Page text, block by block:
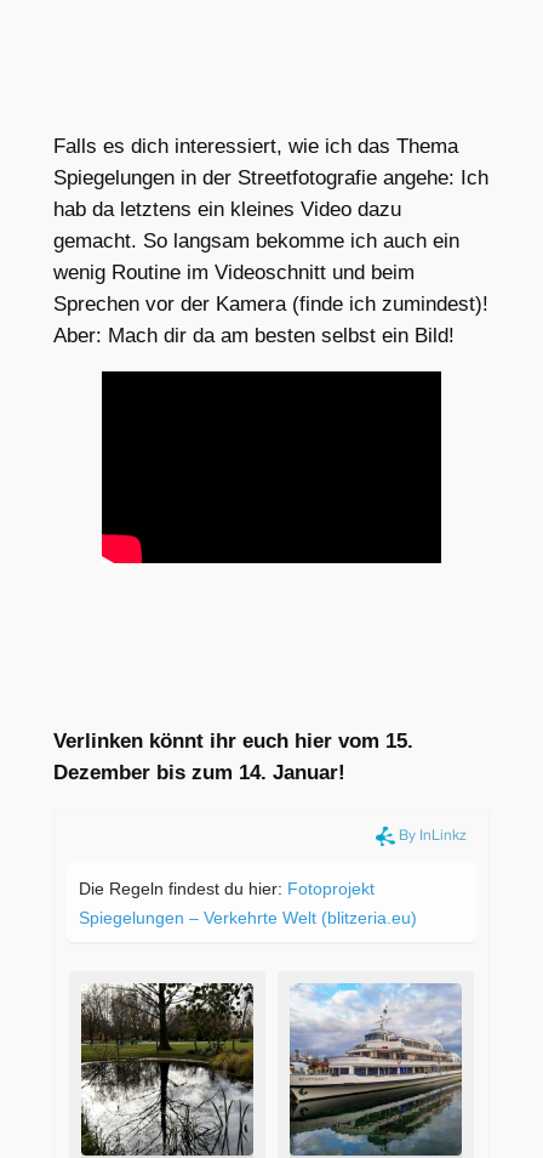
Falls es dich interessiert, wie ich das Thema
Spiegelungen in der Streetfotografie angehe: Ich
hab da letztens ein kleines Video dazu
gemacht. So langsam bekomme ich auch ein
wenig Routine im Videoschnitt und beim
Sprechen vor der Kamera (finde ich zumindest)!
Aber: Mach dir da am besten selbst ein Bild!
Verlinken könnt ihr euch hier vom 15.
Dezember bis zum 14. Januar!